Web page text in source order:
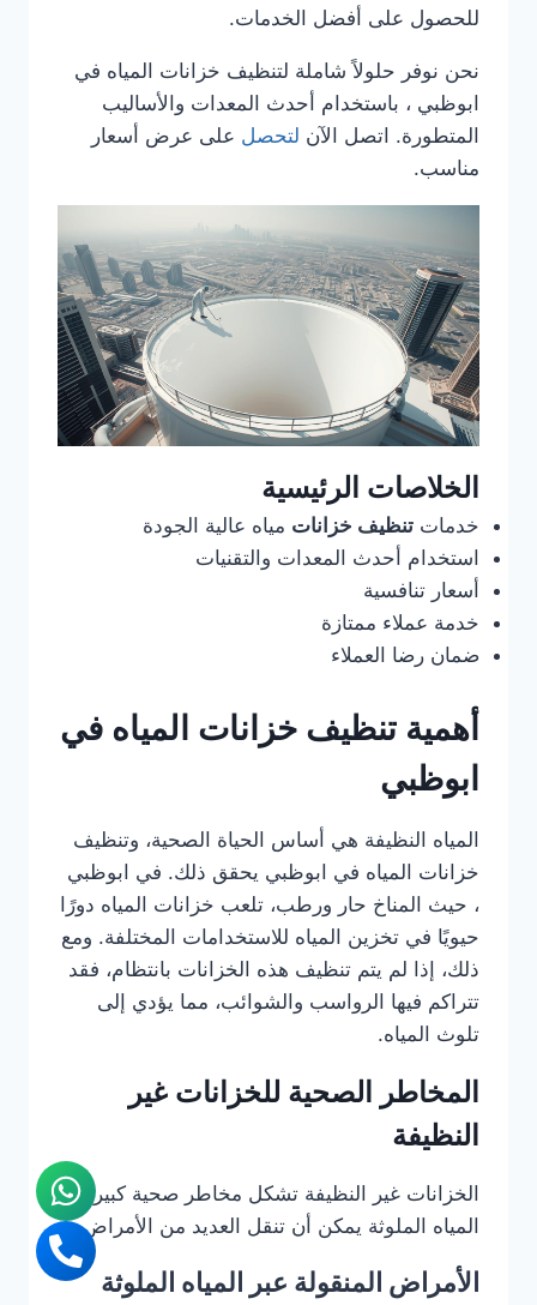
للحصول على أفضل الخدمات.
نحن نوفر حلولاً شاملة لتنظيف خزانات المياه في
ابوظبي ، باستخدام أحدث المعدات والأساليب
المتطورة. اتصل الآن لتحصل على عرض أسعار
مناسب.
الخلاصات الرئيسية
خدمات تنظيف خزانات مياه عالية الجودة
استخدام أحدث المعدات والتقنيات
أسعار تنافسية
خدمة عملاء ممتازة
ضمان رضا العملاء
أهمية تنظيف خزانات المياه في
ابوظبي
المياه النظيفة هي أساس الحياة الصحية، وتنظيف
خزانات المياه في ابوظبي يحقق ذلك. في ابوظبي
، حيث المناخ حار ورطب، تلعب خزانات المياه دورًا
حيويًا في تخزين المياه للاستخدامات المختلفة. ومع
ذلك، إذا لم يتم تنظيف هذه الخزانات بانتظام، فقد
تتراكم فيها الرواسب والشوائب، مما يؤدي إلى
تلوث المياه.
المخاطر الصحية للخزانات غير
النظيفة
الخزانات غير النظيفة تشكل مخاطر صحية كبيرة.
المياه الملوثة يمكن أن تنقل العديد من الأمراض.
الأمراض المنقولة عبر المياه الملوثة